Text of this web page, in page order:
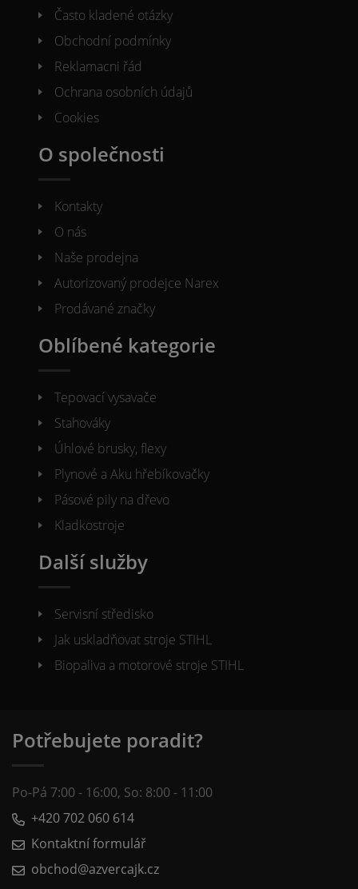
Často kladené otázky
Obchodní podmínky
Reklamacni řád
Ochrana osobních údajů
Cookies
O společnosti
Kontakty
O nás
Naše prodejna
Autorizovaný prodejce Narex
Prodávané značky
Oblíbené kategorie
Tepovací vysavače
Stahováky
Úhlové brusky, flexy
Plynové a Aku hřebíkovačky
Pásové pily na dřevo
Kladkostroje
Další služby
Servisní středisko
Jak uskladňovat stroje STIHL
Biopaliva a motorové stroje STIHL
Potřebujete poradit?
Po-Pá 7:00 - 16:00, So: 8:00 - 11:00
+420 702 060 614
Kontaktní formulář
obchod@azvercajk.cz